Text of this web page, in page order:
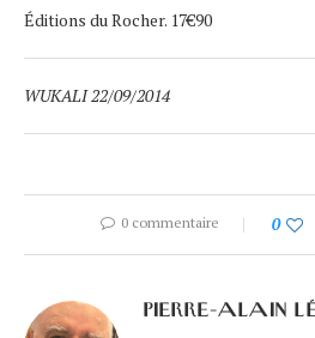
Éditions du Rocher. 17€90
WUKALI 22/09/2014
0 commentaire 0
PIERRE-ALAIN